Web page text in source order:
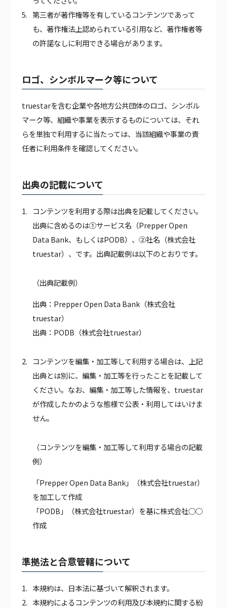
第三者が著作権等を有しているコンテンツであって
も、著作権法上認められている引用など、著作権者等
の許諾なしに利用できる場合があります。
ロゴ、シンボルマーク等について
truestarを含む企業や各地方公共団体のロゴ、シンボル
マーク等、組織や事業を表示するものについては、それ
らを単独で利用するに当たっては、当該組織や事業の責
任者に利用条件を確認してください。
出典の記載について
コンテンツを利用する際は出典を記載してください。
出典に含めるのは①サービス名（Prepper Open
Data Bank、もしくはPODB）、②社名（株式会社
truestar）、です。出典記載例は以下のとおりです。
（出典記載例）
出典：Prepper Open Data Bank（株式会社
truestar）
出典：PODB（株式会社truestar）
コンテンツを編集・加工等して利用する場合は、上記
出典とは別に、編集・加工等を行ったことを記載して
ください。なお、編集・加工等した情報を、truestar
が作成したかのような態様で公表・利用してはいけま
せん。
（コンテンツを編集・加工等して利用する場合の記載
例）
「Prepper Open Data Bank」（株式会社truestar）
を加工して作成
「PODB」（株式会社truestar）を基に株式会社○○
作成
準拠法と合意管轄について
本規約は、日本法に基づいて解釈されます。
本規約によるコンテンツの利用及び本規約に関する紛